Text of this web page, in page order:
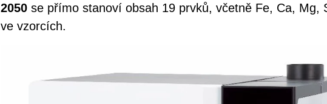
2050se přímo stanoví obsah 19 prvků, včetně Fe, Ca, Mg,
ve vzorcích.